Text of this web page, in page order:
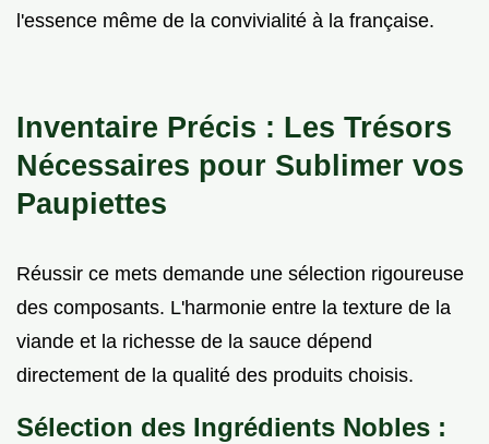
l'essence même de la convivialité à la française.
Inventaire Précis : Les Trésors
Nécessaires pour Sublimer vos
Paupiettes
Réussir ce mets demande une sélection rigoureuse
des composants. L'harmonie entre la texture de la
viande et la richesse de la sauce dépend
directement de la qualité des produits choisis.
Sélection des Ingrédients Nobles :